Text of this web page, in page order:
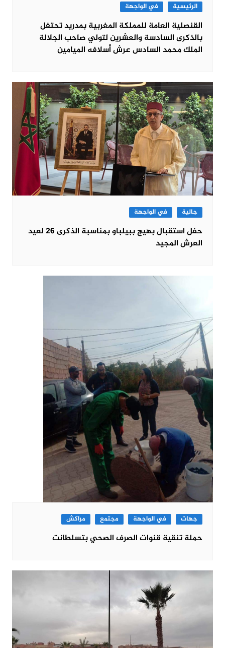
الرئيسية في الواجهة
القنصلية العامة للمملكة المغربية بمدريد تحتفل
بالذكرى السادسة والعشرين لتولي صاحب الجلالة
الملك محمد السادس عرش أسلافه الميامين
جالية في الواجهة
حفل استقبال بهيج ببيلباو بمناسبة الذكرى 26 لعيد
العرش المجيد
جهات في الواجهة مجتمع مراكش
حملة تنقية قنوات الصرف الصحي بتسلطانت